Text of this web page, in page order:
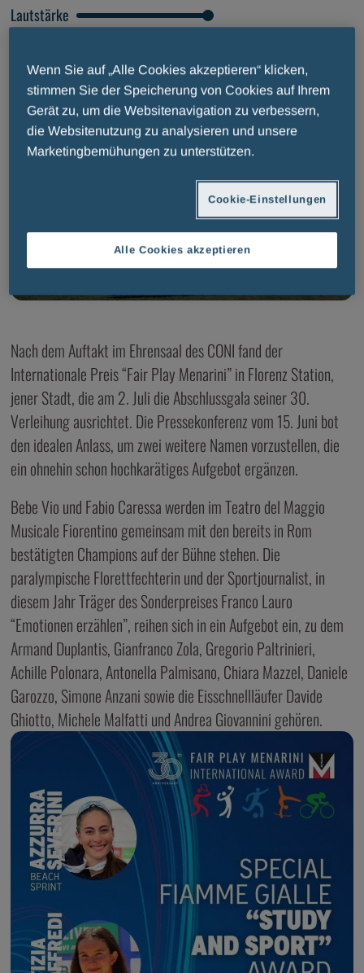
Lautstärke
Nach dem Auftakt im Ehrensaal des CONI fand der
Internationale Preis “Fair Play Menarini” in Florenz Station,
jener Stadt, die am 2. Juli die Abschlussgala seiner 30.
Verleihung ausrichtet. Die Pressekonferenz vom 15. Juni bot
den idealen Anlass, um zwei weitere Namen vorzustellen, die
ein ohnehin schon hochkarätiges Aufgebot ergänzen.
Bebe Vio und Fabio Caressa werden im Teatro del Maggio
Musicale Fiorentino gemeinsam mit den bereits in Rom
bestätigten Champions auf der Bühne stehen. Die
paralympische Florettfechterin und der Sportjournalist, in
diesem Jahr Träger des Sonderpreises Franco Lauro
“Emotionen erzählen”, reihen sich in ein Aufgebot ein, zu dem
Armand Duplantis, Gianfranco Zola, Gregorio Paltrinieri,
Achille Polonara, Antonella Palmisano, Chiara Mazzel, Daniele
Garozzo, Simone Anzani sowie die Eisschnellläufer Davide
Ghiotto, Michele Malfatti und Andrea Giovannini gehören.
Wenn Sie auf „Alle Cookies akzeptieren“ klicken,
stimmen Sie der Speicherung von Cookies auf Ihrem
Gerät zu, um die Websitenavigation zu verbessern,
die Websitenutzung zu analysieren und unsere
Marketingbemühungen zu unterstützen.
Cookie-Einstellungen
Alle Cookies akzeptieren